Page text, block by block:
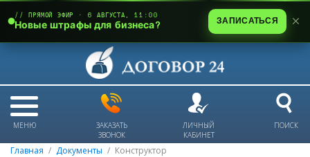
МЕНЮ
ЗАКАЗАТЬ
ЗВОНОК
ЛИЧНЫЙ
КАБИНЕТ
ПОИСК
Главная Документы Конструктор
// ПРЯМОЙ ЭФИР · 6 АВГУСТА, 11:00
Новые штрафы для бизнеса? ЗАПИСАТЬСЯ